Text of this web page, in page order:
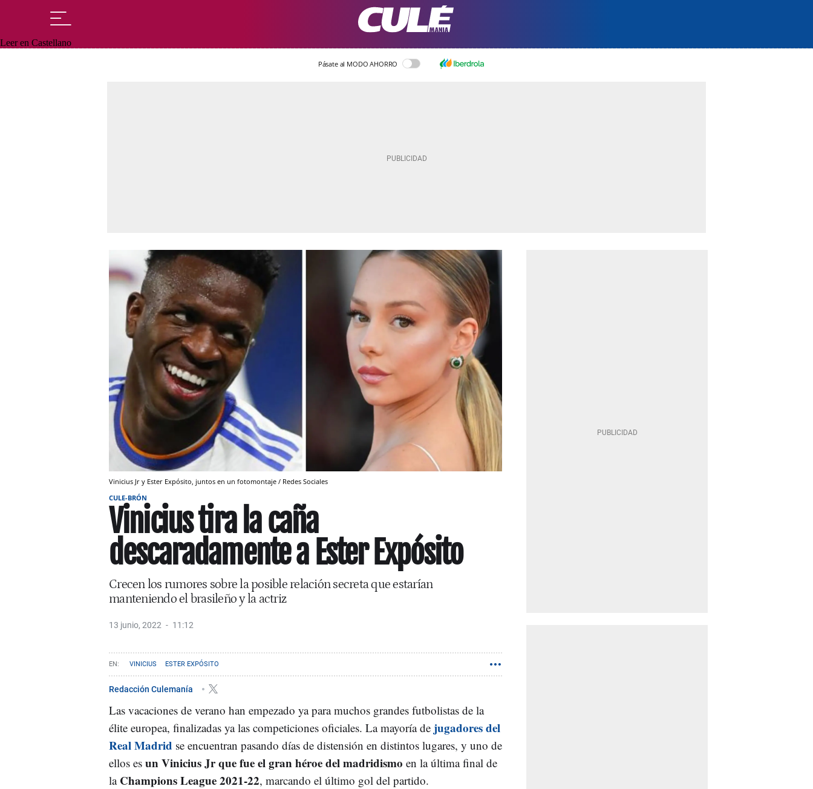
Leer en Castellano
Pásate al MODO AHORRO
Vinicius Jr y Ester Expósito, juntos en un fotomontaje / Redes Sociales
CULE-BRÓN
Vinicius tira la caña
descaradamente a Ester Expósito
Crecen los rumores sobre la posible relación secreta que estarían
manteniendo el brasileño y la actriz
13 junio, 2022 11:12
VINICIUS ESTER EXPÓSITO
Redacción Culemanía
Las vacaciones de verano han empezado ya para muchos grandes futbolistas de la
élite europea, finalizadas ya las competiciones oficiales. La mayoría de jugadores del
Real Madrid se encuentran pasando días de distensión en distintos lugares, y uno de
ellos es un Vinicius Jr que fue el gran héroe del madridismo en la última final de
la Champions League 2021-22, marcando el último gol del partido.